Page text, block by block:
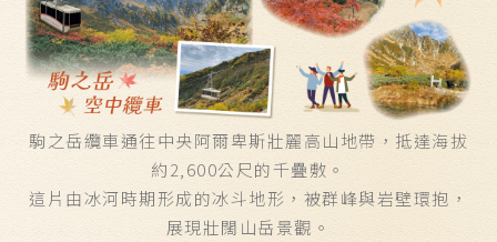
駒之岳纜車通往中央阿爾卑斯壯麗高山地帶，抵達海拔
約2,600公尺的千疊敷。
這片由冰河時期形成的冰斗地形，被群峰與岩壁環抱，
展現壯闊山岳景觀。